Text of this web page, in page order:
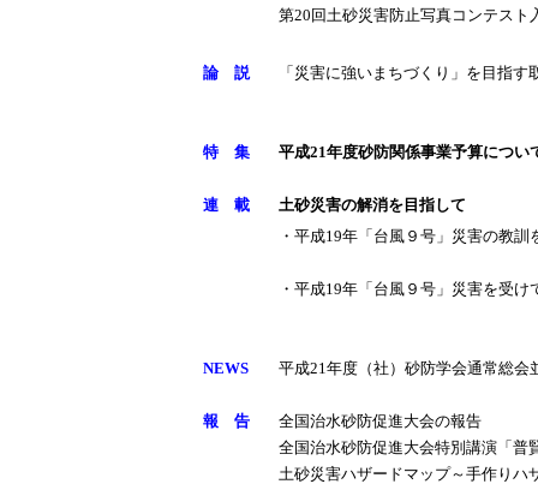
第20回土砂災害防止写真コンテスト
論 説 「災害に強いまちづくり」を目指す
特 集 平成21年度砂防関係事業予算につい
連 載
土砂災害の解消を目指して
・平成19年「台風９号」災害の教訓
・平成19年「台風９号」災害を受け
NEWS 平成21年度（社）砂防学会通常総
報 告
全国治水砂防促進大会の報告
全国治水砂防促進大会特別講演「普
土砂災害ハザードマップ～手作りハ